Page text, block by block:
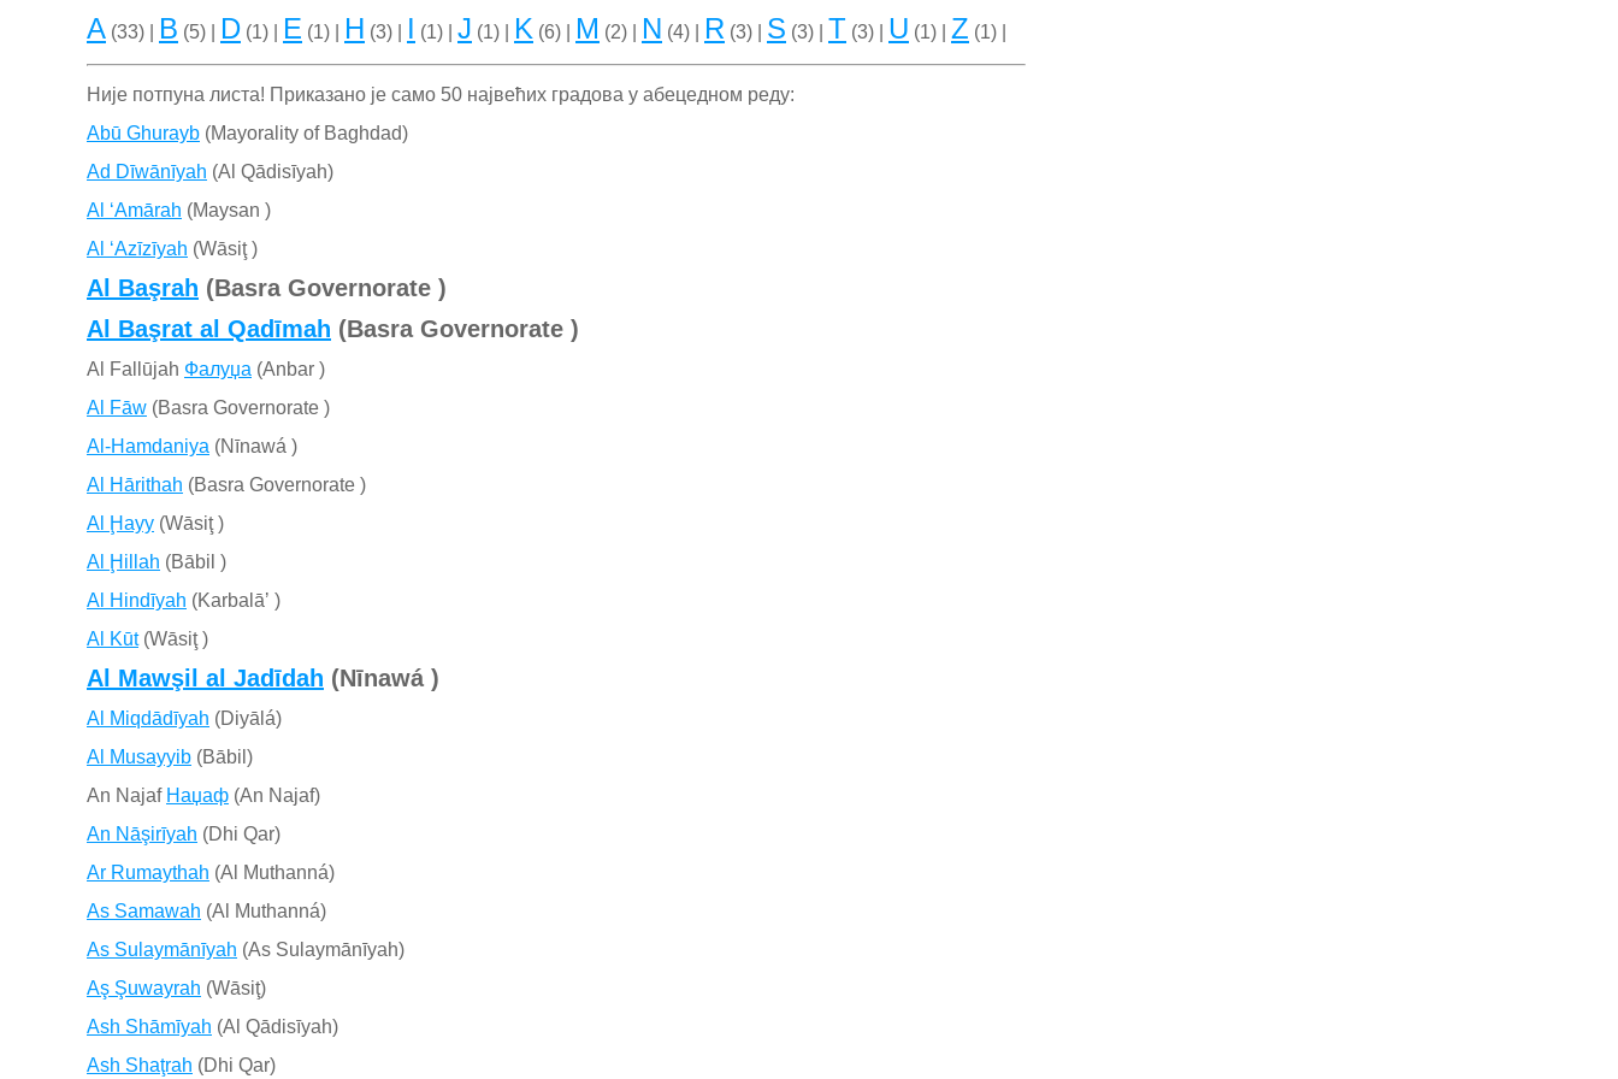
A (33) | B (5) | D (1) | E (1) | H (3) | I (1) | J (1) | K (6) | M (2) | N (4) | R (3) | S (3) | T (3) | U (1) | Z (1) |
Није потпуна листа! Приказано је само 50 највећих градова у абецедном реду:
Abū Ghurayb (Mayorality of Baghdad)
Ad Dīwānīyah (Al Qādisīyah)
Al ‘Amārah (Maysan )
Al ‘Azīzīyah (Wāsiţ )
Al Başrah (Basra Governorate )
Al Başrat al Qadīmah (Basra Governorate )
Al Fallūjah Фалуџа (Anbar )
Al Fāw (Basra Governorate )
Al-Hamdaniya (Nīnawá )
Al Hārithah (Basra Governorate )
Al Ḩayy (Wāsiţ )
Al Ḩillah (Bābil )
Al Hindīyah (Karbalāʼ )
Al Kūt(Wāsiţ )
Al Mawşil al Jadīdah (Nīnawá )
Al Miqdādīyah (Diyālá)
Al Musayyib (Bābil)
An Najaf Наџаф (An Najaf)
An Nāşirīyah (Dhi Qar)
Ar Rumaythah (Al Muthanná)
As Samawah (Al Muthanná)
As Sulaymānīyah (As Sulaymānīyah)
Aş Şuwayrah (Wāsiţ)
Ash Shāmīyah (Al Qādisīyah)
Ash Shaţrah (Dhi Qar)